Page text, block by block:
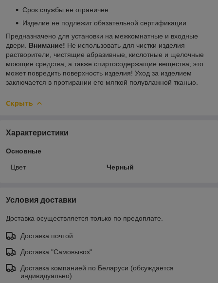
Срок службы не ограничен
Изделие не подлежит обязательной сертификации
Предназначено для установки на межкомнатные и входные
двери. Внимание! Не использовать для чистки изделия
растворители, чистящие абразивные, кислотные и щелочные
моющие средства, а также спиртосодержащие вещества; это
может повредить поверхность изделия! Уход за изделием
заключается в протирании его мягкой полувлажной тканью.
Скрыть
Характеристики
Основные
Цвет Черный
Условия доставки
Доставка осуществляется только по предоплате.
Доставка почтой
Доставка "Самовывоз"
Доставка компанией по Беларуси (обсуждается
индивидуально)